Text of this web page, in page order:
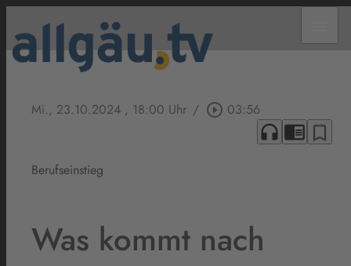
Mi., 23.10.2024 , 18:00 Uhr / play_circle_outline 03:56
headphones chrome_reader_mode bookmark_border
Berufseinstieg
Was kommt nach